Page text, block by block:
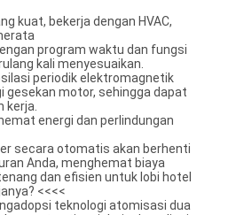
kuat, bekerja dengan HVAC,
program waktu dan fungsi
kali menyesuaikan.
periodik elektromagnetik
gesekan motor, sehingga dapat
kerja.
energi dan perlindungan
secara otomatis akan berhenti
Anda, menghemat biaya
dan efisien untuk lobi hotel
<<<<
teknologi atomisasi dua